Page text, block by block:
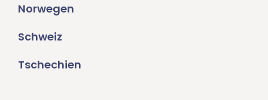
Norwegen
Schweiz
Tschechien